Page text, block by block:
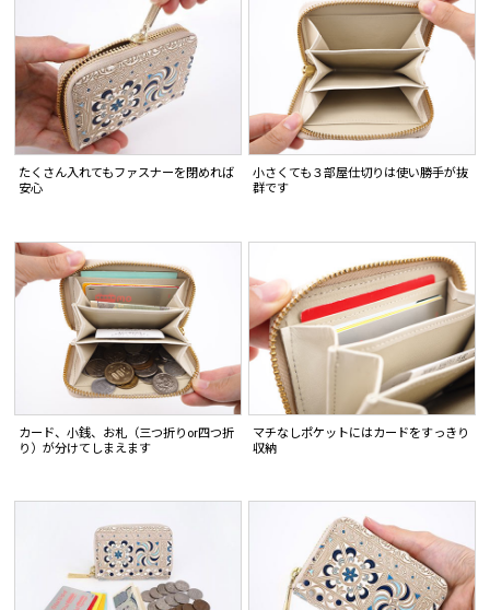
たくさん入れてもファスナーを閉めれば
安心
小さくても３部屋仕切りは使い勝手が抜
群です
カード、小銭、お札（三つ折りor四つ折
り）が分けてしまえます
マチなしポケットにはカードをすっきり
収納